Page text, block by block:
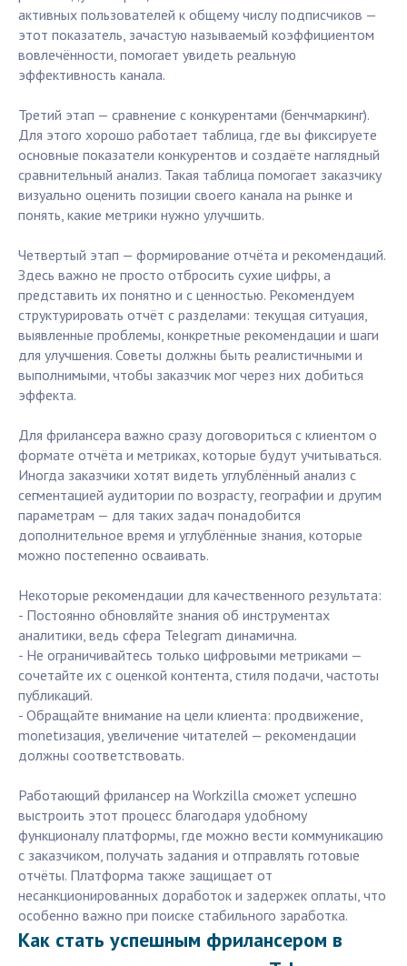
активных пользователей к общему числу подписчиков —
этот показатель, зачастую называемый коэффициентом
вовлечённости, помогает увидеть реальную
эффективность канала.
Третий этап — сравнение с конкурентами (бенчмаркинг).
Для этого хорошо работает таблица, где вы фиксируете
основные показатели конкурентов и создаёте наглядный
сравнительный анализ. Такая таблица помогает заказчику
визуально оценить позиции своего канала на рынке и
понять, какие метрики нужно улучшить.
Четвертый этап — формирование отчёта и рекомендаций.
Здесь важно не просто отбросить сухие цифры, а
представить их понятно и с ценностью. Рекомендуем
структурировать отчёт с разделами: текущая ситуация,
выявленные проблемы, конкретные рекомендации и шаги
для улучшения. Советы должны быть реалистичными и
выполнимыми, чтобы заказчик мог через них добиться
эффекта.
Для фрилансера важно сразу договориться с клиентом о
формате отчёта и метриках, которые будут учитываться.
Иногда заказчики хотят видеть углублённый анализ с
сегментацией аудитории по возрасту, географии и другим
параметрам — для таких задач понадобится
дополнительное время и углублённые знания, которые
можно постепенно осваивать.
Некоторые рекомендации для качественного результата:
- Постоянно обновляйте знания об инструментах
аналитики, ведь сфера Telegram динамична.
- Не ограничивайтесь только цифровыми метриками —
сочетайте их с оценкой контента, стиля подачи, частоты
публикаций.
- Обращайте внимание на цели клиента: продвижение,
monetизация, увеличение читателей — рекомендации
должны соответствовать.
Работающий фрилансер на Workzilla сможет успешно
выстроить этот процесс благодаря удобному
функционалу платформы, где можно вести коммуникацию
с заказчиком, получать задания и отправлять готовые
отчёты. Платформа также защищает от
несанкционированных доработок и задержек оплаты, что
особенно важно при поиске стабильного заработка.
Как стать успешным фрилансером в